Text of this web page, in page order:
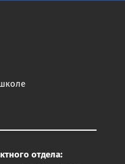
отдела: